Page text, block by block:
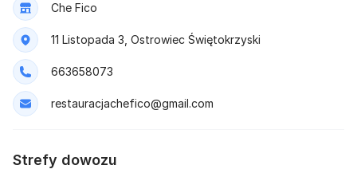
Che Fico
11 Listopada 3, Ostrowiec Świętokrzyski
663658073
restauracjachefico@gmail.com
Strefy dowozu